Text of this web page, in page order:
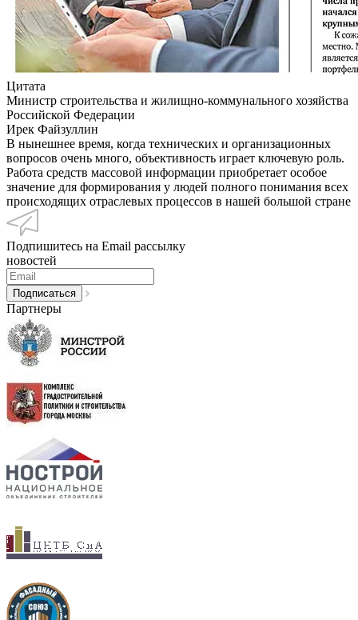
Цитата
Министр строительства и жилищно-коммунального хозяйства
Российской Федерации
Ирек Файзуллин
В нынешнее время, когда технических и организационных
вопросов очень много, объективность играет ключевую роль.
Работа средств массовой информации приобретает особое
значение для формирования у людей полного понимания всех
происходящих отраслевых процессов в нашей большой стране
Подпишитесь на Email рассылку
новостей
Партнеры